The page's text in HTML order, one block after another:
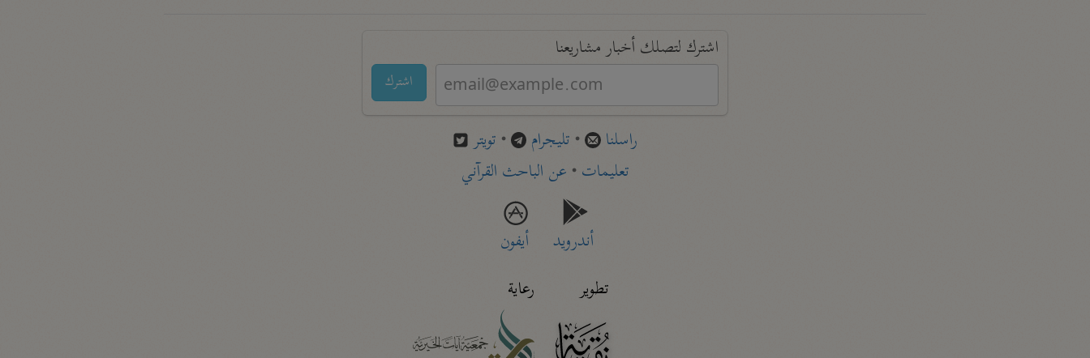
اشترك لتصلك أخبار مشاريعنا
اشترك
راسلنا • تليجرام • تويتر
تعليمات• عن الباحث القرآني
أندرويد
أيفون
تطوير
رعاية